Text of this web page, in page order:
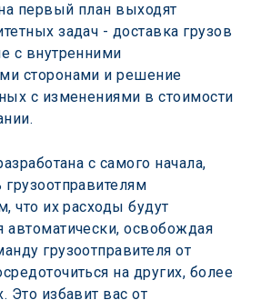
первый план выходят
задач - доставка грузов
с внутренними
сторонами и решение
с изменениями в стоимости
с самого начала,
что их расходы будут
автоматически, освобождая
грузоотправителя от
на других, более
Это избавит вас от